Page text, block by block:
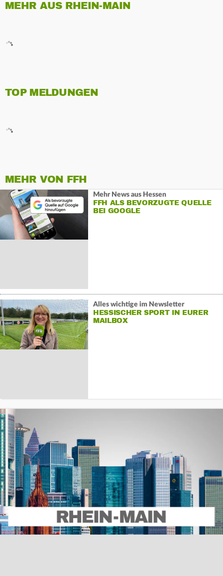
MEHR AUS RHEIN-MAIN
TOP MELDUNGEN
MEHR VON FFH
Mehr News aus Hessen
FFH ALS BEVORZUGTE QUELLE
BEI GOOGLE
Alles wichtige im Newsletter
HESSISCHER SPORT IN EURER
MAILBOX